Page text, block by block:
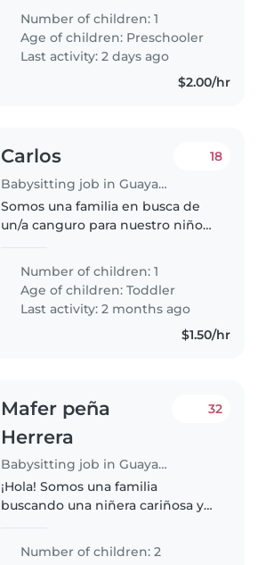
ayude con las tareas del hogar
puertas adentro. Con
experiencia mínima de 1 año.
Que le guste..
Number of children: 1
Age of children: Preschooler
Last activity: 2 days ago
$2.00/hr
Carlos
Babysitting job in Guayaquil
18
Somos una familia en busca de
un/a canguro para nuestro niño
alguien que disfrute cocinando y
pueda mantener a nuestro
pequeño..
Number of children: 1
Age of children:Toddler
Last activity: 2 months ago
$1.50/hr
Mafer peña
Herrera
Babysitting job in Guayaquil
32
¡Hola! Somos una familia
buscando una niñera cariñosa y
niños, ambos en edad de
preescolar. Nuestros
Number of children: 2